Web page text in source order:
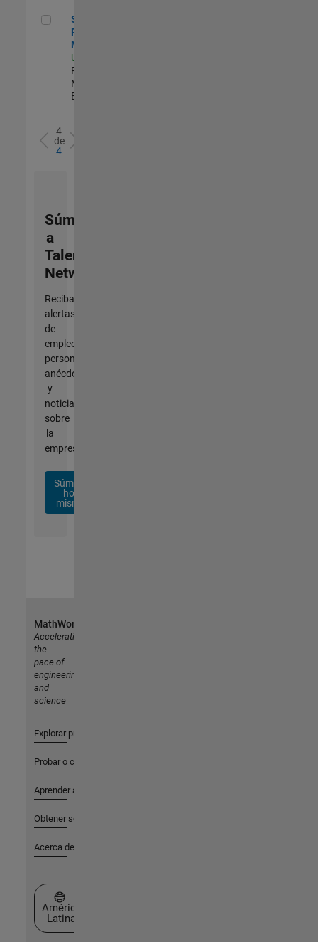
Senior Program Manager
Senior
Program
Manager
US-MA-Natick
Program
Management |
Experimentado
4
de
4
Súmese
a
Talent
Network
Reciba
alertas
de
empleo
personalizadas,
anécdotas
y
noticias
sobre
la
empresa.
Súmese
hoy
mismo
MathWorks
Accelerating
the
pace of
engineering
and
science
Explorar productos
Probar o comprar
Aprender a utilizar
Obtener soporte
Acerca de MathWorks
Seleccione un país/idioma
América
Latina